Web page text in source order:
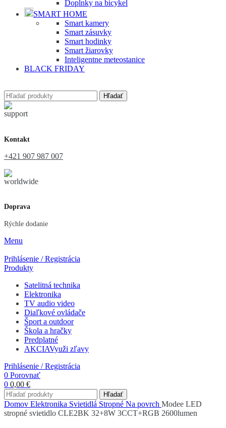
Doplnky na bicykel
SMART HOME
Smart kamery
Smart zásuvky
Smart hodinky
Smart žiarovky
Inteligentne meteostanice
BLACK FRIDAY
Hľadať
Kontakt
+421 907 987 007
Doprava
Rýchle dodanie
Menu
Prihlásenie / Registrácia
Produkty
Satelitná technika
Elektronika
TV audio video
Diaľkové ovládače
Šport a outdoor
Škola a hračky
Predplatné
AKCIAVyuži zľavy
Prihlásenie / Registrácia
0 Porovnať
0 0,00 €
Hľadať
Domov Elektronika Svietidlá Stropné Na povrch Modee LED
stropné svietidlo CLE2BK 32+8W 3CCT+RGB 2600lumen